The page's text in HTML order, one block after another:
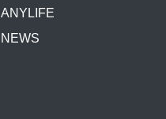
ANYLIFE
NEWS